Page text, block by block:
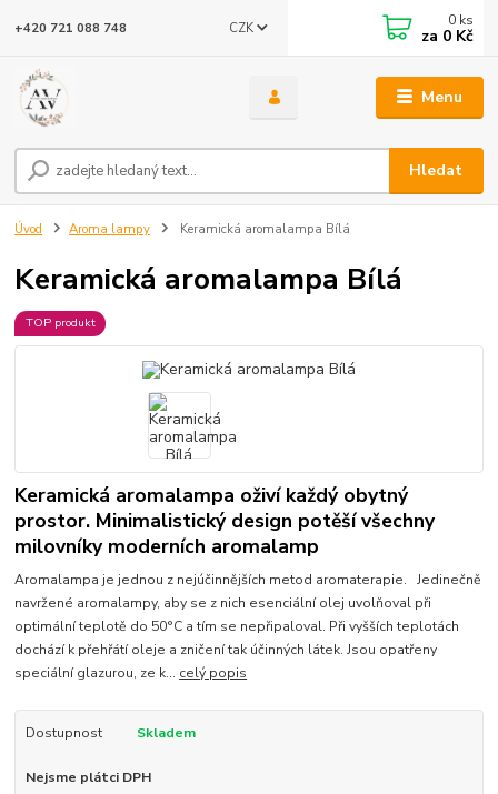
Menu
CZK
Hledat
+420 721 088 748 0 ks
za 0 Kč
Úvod Aroma lampy Keramická aromalampa Bílá
Keramická aromalampa Bílá
TOP produkt
Keramická aromalampa oživí každý obytný
prostor. Minimalistický design potěší všechny
milovníky moderních aromalamp
Aromalampa je jednou z nejúčinnějších metod aromaterapie. Jedinečně
navržené aromalampy, aby se z nich esenciální olej uvolňoval při
optimální teplotě do 50°C a tím se nepřipaloval. Při vyšších teplotách
dochází k přehřátí oleje a zničení tak účinných látek. Jsou opatřeny
speciální glazurou, ze k... celý popis
Dostupnost Skladem
Nejsme plátci DPH